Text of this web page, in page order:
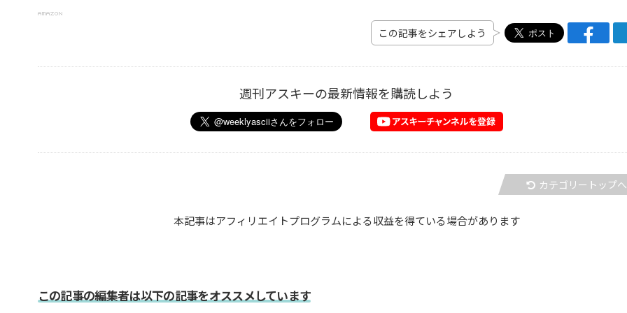
この記事をシェアしよう
週刊アスキーの最新情報を購読しよう
カテゴリートップへ
本記事はアフィリエイトプログラムによる収益を得ている場合があります
この記事の編集者は以下の記事をオススメしています